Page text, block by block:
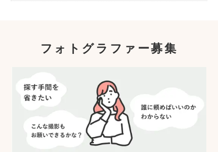
フォトグラファー募集